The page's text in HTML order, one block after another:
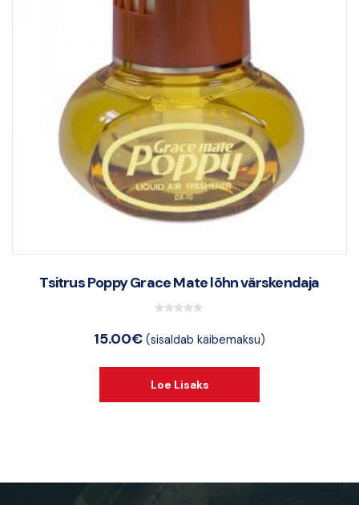
Tsitrus Poppy Grace Mate lõhn värskendaja
o
o
15.00€ (sisaldab käibemaksu)
Loe Lisaks